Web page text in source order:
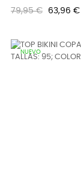
Precio
79,95 € Precio
63,96 €
NUEVO